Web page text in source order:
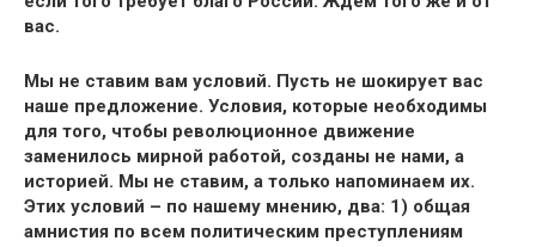
вас.
Мы не ставим вам условий. Пусть не шокирует вас
наше предложение. Условия, которые необходимы
для того, чтобы революционное движение
заменилось мирной работой, созданы не нами, а
историей. Мы не ставим, а только напоминаем их.
Этих условий – по нашему мнению, два: 1) общая
амнистия по всем политическим преступлениям